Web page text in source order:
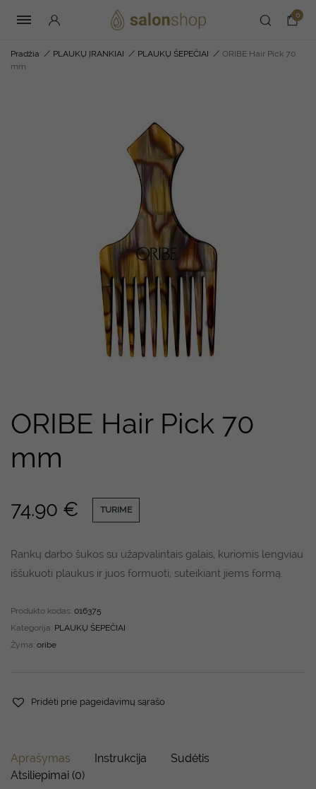
0
Pradžia / PLAUKŲ ĮRANKIAI / PLAUKŲ ŠEPEČIAI / ORIBE Hair Pick 70
mm
ORIBE Hair Pick 70
mm
74.90 € TURIME
Rankų darbo šukos su užapvalintais galais, kuriomis lengviau
iššukuoti plaukus ir juos formuoti, suteikiant jiems formą.
Produkto kodas: 016375
Kategorija: PLAUKŲ ŠEPEČIAI
Žyma: oribe
Pridėti prie pageidavimų sąrašo
Aprašymas Instrukcija
Sudėtis
Atsiliepimai (0)